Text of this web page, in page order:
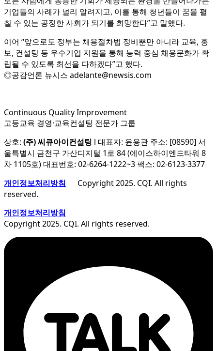
기업들의 사례가 널리 알려지고, 이를 통해 청년들이 꿈을 펼
칠 수 있는 공정한 사회가 되기를 희망한다”고 말했다.
이어 “앞으로도 정부는 채용절차법 정비뿐만 아니라 교육, 홍
보, 컨설팅 등 우수기업 지원을 통해 능력 중심 채용문화가 확
립될 수 있도록 최선을 다하겠다”고 했다.
◎공감언론 뉴시스 adelante@newsis.com
Continuous Quality Improvement
고등교육 경영·교육컨설팅 전문가 그룹
상호: (주) 씨큐아이컨설팅 l 대표자: 윤용관 주소: [08590] 서
울특별시 금천구 가산디지털 1로 84 (에이스하이엔드타워 8
차 1105호) 대표번호: 02-6264-1222~3 팩스: 02-6123-3377
개인정보처리방침 Copyright 2025. CQI. All rights
reserved.
개인정보처리방침
Copyright 2025. CQI. All rights reserved.